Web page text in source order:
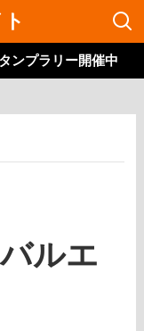
ンプラリー開催中
ルエ